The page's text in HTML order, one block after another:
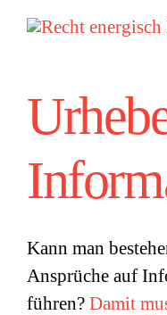
Zum
Inhalt
Kann man
Ansprüche auf
führen? Damit